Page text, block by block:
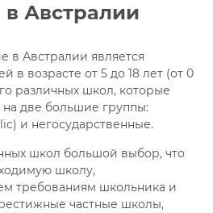
Австралии
в Австралии является
в возрасте от 5 до 18 лет (от 0
различных школ, которые
две большие группы:
и негосударственные.
школ большой выбор, что
школу,
требованиям школьника и
частные школы,